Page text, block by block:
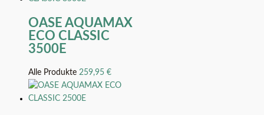
OASE AQUAMAX
ECO CLASSIC
3500E
Alle Produkte 259,95 €